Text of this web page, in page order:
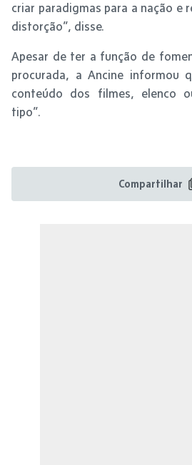
criar paradigmas para a nação e
distorção”, disse.
Apesar de ter a função de
procurada, a Ancine informou
conteúdo dos filmes, elenco
tipo”.
Compartilhar